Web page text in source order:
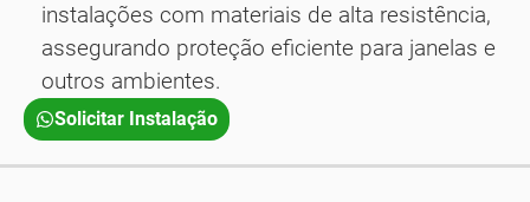
instalações com materiais de alta resistência,
assegurando proteção eficiente para janelas e
outros ambientes.
Solicitar Instalação